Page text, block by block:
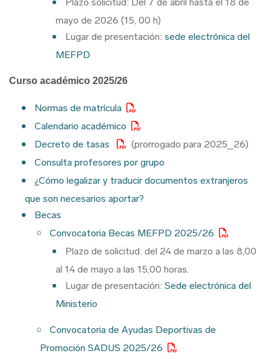
mayo de 2026 (15, 00 h)
Lugar de presentación: sede electrónica del
MEFPD
Curso académico 2025/26
Normas de matrícula
Calendario académico
Decreto de tasas
(prorrogado para 2025_26)
Consulta profesores por grupo
¿Cómo legalizar y traducir documentos extranjeros
que son necesarios aportar?
Becas
Convocatoria Becas MEFPD 2025/26
Plazo de solicitud: del 24 de marzo a las 8,00
al 14 de mayo a las 15,00 horas.
Lugar de presentación: Sede electrónica del
Ministerio
Convocatoria de Ayudas Deportivas de
Promoción SADUS 2025/26